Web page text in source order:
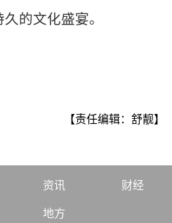
的文化盛宴。
【责任编辑：舒靓】
资讯 财经
地方